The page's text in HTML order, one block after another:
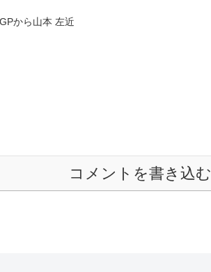
から山本 左近
コメントを書き込む